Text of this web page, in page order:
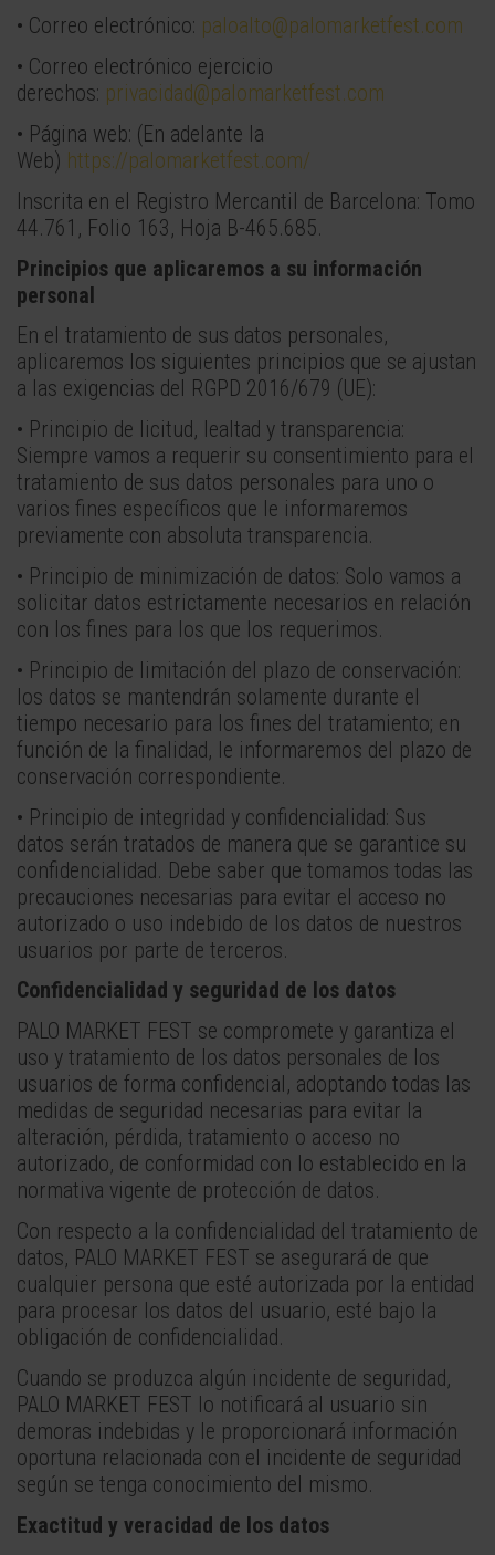
• Correo electrónico: paloalto@palomarketfest.com
• Correo electrónico ejercicio
derechos: privacidad@palomarketfest.com
• Página web: (En adelante la
Web) https://palomarketfest.com/
Inscrita en el Registro Mercantil de Barcelona: Tomo
44.761, Folio 163, Hoja B-465.685.
Principios que aplicaremos a su información
personal
En el tratamiento de sus datos personales,
aplicaremos los siguientes principios que se ajustan
a las exigencias del RGPD 2016/679 (UE):
• Principio de licitud, lealtad y transparencia:
Siempre vamos a requerir su consentimiento para el
tratamiento de sus datos personales para uno o
varios fines específicos que le informaremos
previamente con absoluta transparencia.
• Principio de minimización de datos: Solo vamos a
solicitar datos estrictamente necesarios en relación
con los fines para los que los requerimos.
• Principio de limitación del plazo de conservación:
los datos se mantendrán solamente durante el
tiempo necesario para los fines del tratamiento; en
función de la finalidad, le informaremos del plazo de
conservación correspondiente.
• Principio de integridad y confidencialidad: Sus
datos serán tratados de manera que se garantice su
confidencialidad. Debe saber que tomamos todas las
precauciones necesarias para evitar el acceso no
autorizado o uso indebido de los datos de nuestros
usuarios por parte de terceros.
Confidencialidad y seguridad de los datos
PALO MARKET FEST se compromete y garantiza el
uso y tratamiento de los datos personales de los
usuarios de forma confidencial, adoptando todas las
medidas de seguridad necesarias para evitar la
alteración, pérdida, tratamiento o acceso no
autorizado, de conformidad con lo establecido en la
normativa vigente de protección de datos.
Con respecto a la confidencialidad del tratamiento de
datos, PALO MARKET FEST se asegurará de que
cualquier persona que esté autorizada por la entidad
para procesar los datos del usuario, esté bajo la
obligación de confidencialidad.
Cuando se produzca algún incidente de seguridad,
PALO MARKET FEST lo notificará al usuario sin
demoras indebidas y le proporcionará información
oportuna relacionada con el incidente de seguridad
según se tenga conocimiento del mismo.
Exactitud y veracidad de los datos